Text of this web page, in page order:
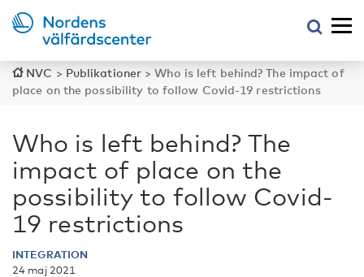
NVC > Publikationer >Who is left behind? The impact of
place on the possibility to follow Covid-19 restrictions
Who is left behind? The
impact of place on the
possibility to follow Covid-
19 restrictions
INTEGRATION
24 maj 2021